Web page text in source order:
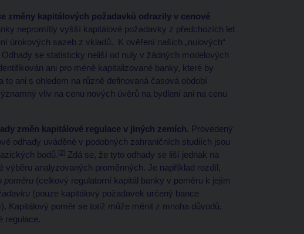
změny kapitálových požadavků odrazily v cenové
nepromítly vyšší kapitálové požadavky z předchozích let
úrokových sazeb z vkladů. K ověření našich „nulových“
se statisticky neliší od nuly v žádných modelových
ani pro méně kapitalizované banky, které by
to ani s ohledem na různě definovaná časová období
vliv na cenu nových úvěrů na bydlení ani na cenu
změn kapitálové regulace v jiných zemích. Provedený
odhady uváděné v podobných zahraničních studiích jsou
bodů.[2] Zdá se, že tyto odhady se liší jednak na
výběru analyzovaných proměnných. Je například rozdíl,
poměru(celkový regulatorní kapitál banky v poměru k jejím
(pouze kapitálový požadavek určený bance
Kapitálový poměr se totiž může měnit z mnoha důvodů,
regulace.